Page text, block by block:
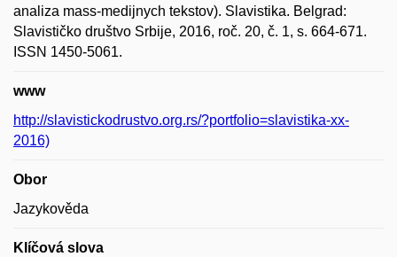
analiza mass-medijnych tekstov). Slavistika. Belgrad:
Slavističko društvo Srbije, 2016, roč. 20, č. 1, s. 664-671.
ISSN 1450-5061.
www
http://slavistickodrustvo.org.rs/?portfolio=slavistika-xx-
2016)
Obor
Jazykověda
Klíčová slova